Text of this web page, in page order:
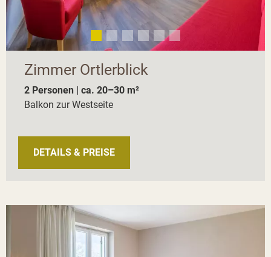
Zimmer Ortlerblick
2 Personen | ca. 20–30 m²
Balkon zur Westseite
DETAILS & PREISE